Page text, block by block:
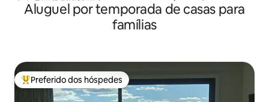
TAXA DE LIMPEZA
Aluguel por temporada de casas para
famílias
Entre os melhores preferidos dos hóspedes
Preferido dos hóspedes